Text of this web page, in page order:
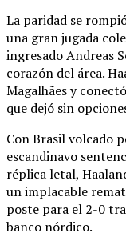
La paridad se
una gran jugada
ingresado Andreas
corazón del área.
Magalhães y
que dejó sin
Con Brasil volcado
escandinavo
réplica letal,
un implacable
poste para el 2-0
banco nórdico.